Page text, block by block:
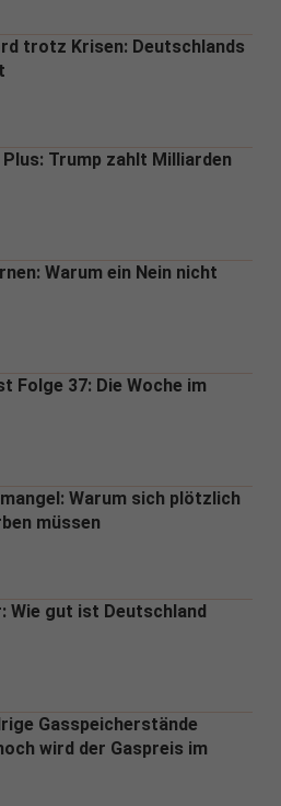
trotz Krisen: Deutschlands
Plus: Trump zahlt Milliarden
Warum ein Nein nicht
Folge 37: Die Woche im
Warum sich plötzlich
müssen
Wie gut ist Deutschland
Gasspeicherstände
wird der Gaspreis im